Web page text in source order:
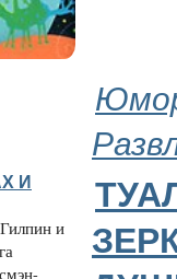
И
и